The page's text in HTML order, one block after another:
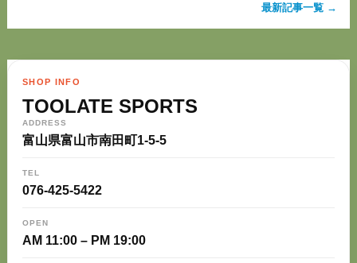
最新記事一覧 →
SHOP INFO
TOOLATE SPORTS
ADDRESS
富山県富山市南田町1-5-5
TEL
076-425-5422
OPEN
AM 11:00 – PM 19:00